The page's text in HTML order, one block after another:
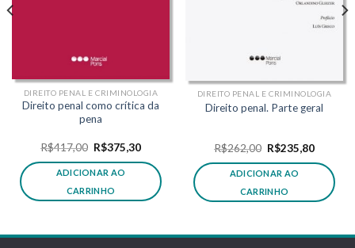
DIREITO PENAL E CRIMINOLOGIA
Direito penal como crítica da
pena
R$417,00 O
original
era:
R$417,00.
R$375,30O
atual
R$375,30.
ADICIONAR AO
CARRINHO
DIREITO PENAL E CRIMINOLOGIA
Direito penal. Parte geral
R$262,00 O
original
era:
R$262,00.
R$235,80O
atual
ADICIONAR AO
CARRINHO